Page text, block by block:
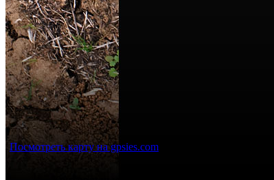
Посмотреть карту на gpsies.com